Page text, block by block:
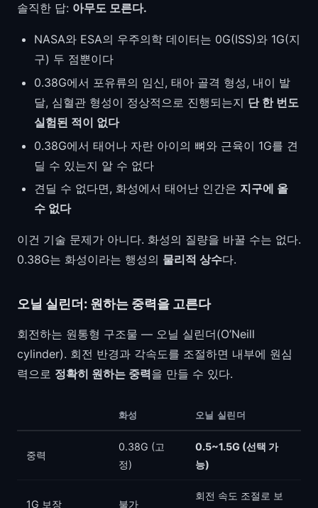
솔직한 답: 아무도 모른다.
NASA와 ESA의 우주의학 데이터는 0G(ISS)와 1G(지
구) 두 점뿐이다
0.38G에서 포유류의 임신, 태아 골격 형성, 내이 발
달, 심혈관 형성이 정상적으로 진행되는지 단 한 번도
실험된 적이 없다
0.38G에서 태어나 자란 아이의 뼈와 근육이 1G를 견
딜 수 있는지 알 수 없다
견딜 수 없다면, 화성에서 태어난 인간은 지구에 올
수 없다
이건 기술 문제가 아니다. 화성의 질량을 바꿀 수는 없다.
0.38G는 화성이라는 행성의 물리적 상수다.
오닐 실린더: 원하는 중력을 고른다
회전하는 원통형 구조물 — 오닐 실린더(O’Neill
cylinder). 회전 반경과 각속도를 조절하면 내부에 원심
력으로 정확히 원하는 중력을 만들 수 있다.
화성 오닐 실린더
중력
0.38G (고
정)
0.5~1.5G (선택 가
능)
1G 보장 불가
회전 속도 조절로 보